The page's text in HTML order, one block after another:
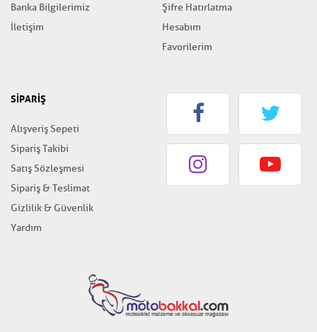
Banka Bilgilerimiz
İletişim
Şifre Hatırlatma
Hesabım
Favorilerim
SİPARİŞ
Alışveriş Sepeti
Sipariş Takibi
Satış Sözleşmesi
Sipariş & Teslimat
Gizlilik & Güvenlik
Yardım